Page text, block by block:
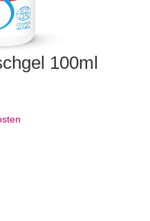
100ml